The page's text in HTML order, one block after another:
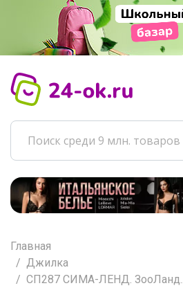
Главная
Джилка
СП287 СИМА-ЛЕНД. ЗооЛанд....